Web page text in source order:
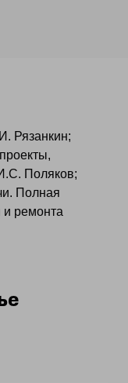
Рязанкин;
Поляков;
Полная
и ремонта